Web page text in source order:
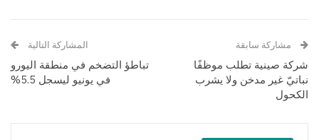
مشاركة سابقة
شركة صينية تطلب موظفًا
نباتيّ غير مدخن ولا يشرب
الكحول
المشاركة التالية
تباطؤ التضخم في منطقة اليورو
في يونيو ليسجل 5.5%